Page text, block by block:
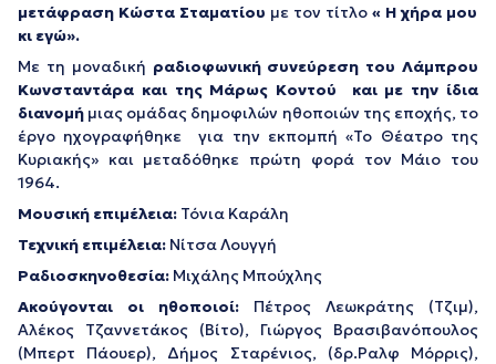
μετάφραση Κώστα Σταματίου με τον τίτλο « Η χήρα μου
κι εγώ».
Με τη μοναδική ραδιοφωνική συνεύρεση του Λάμπρου
Κωνσταντάρα και της Μάρως Κοντού και με την ίδια
διανομή μιας ομάδας δημοφιλών ηθοποιών της εποχής, το
έργο ηχογραφήθηκε για την εκπομπή «Το Θέατρο της
Κυριακής» και μεταδόθηκε πρώτη φορά τον Μάιο του
1964.
Μουσική επιμέλεια: Τόνια Καράλη
Τεχνική επιμέλεια: Νίτσα Λουγγή
Ραδιοσκηνοθεσία: Μιχάλης Μπούχλης
Ακούγονται οι ηθοποιοί: Πέτρος Λεωκράτης (Τζιμ),
Αλέκος Τζαννετάκος (Βίτο), Γιώργος Βρασιβανόπουλος
(Μπερτ Πάουερ), Δήμος Σταρένιος, (δρ.Ραλφ Μόρρις),